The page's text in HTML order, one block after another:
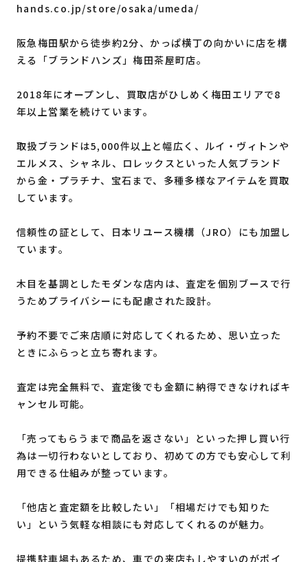
hands.co.jp/store/osaka/umeda/
阪急梅田駅から徒歩約2分、かっぱ横丁の向かいに店を構
える「ブランドハンズ」梅田茶屋町店。
2018年にオープンし、買取店がひしめく梅田エリアで8
年以上営業を続けています。
取扱ブランドは5,000件以上と幅広く、ルイ・ヴィトンや
エルメス、シャネル、ロレックスといった人気ブランド
から金・プラチナ、宝石まで、多種多様なアイテムを買取
しています。
信頼性の証として、日本リユース機構（JRO）にも加盟し
ています。
木目を基調としたモダンな店内は、査定を個別ブースで行
うためプライバシーにも配慮された設計。
予約不要でご来店順に対応してくれるため、思い立った
ときにふらっと立ち寄れます。
査定は完全無料で、査定後でも金額に納得できなければキ
ャンセル可能。
「売ってもらうまで商品を返さない」といった押し買い行
為は一切行わないとしており、初めての方でも安心して利
用できる仕組みが整っています。
「他店と査定額を比較したい」「相場だけでも知りた
い」という気軽な相談にも対応してくれるのが魅力。
提携駐車場もあるため、車での来店もしやすいのがポイ